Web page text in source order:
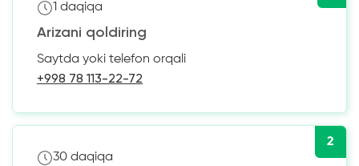
1 daqiqa
Arizani qoldiring
Saytda yoki telefon orqali
+998 78 113-22-72
2
30 daqiqa